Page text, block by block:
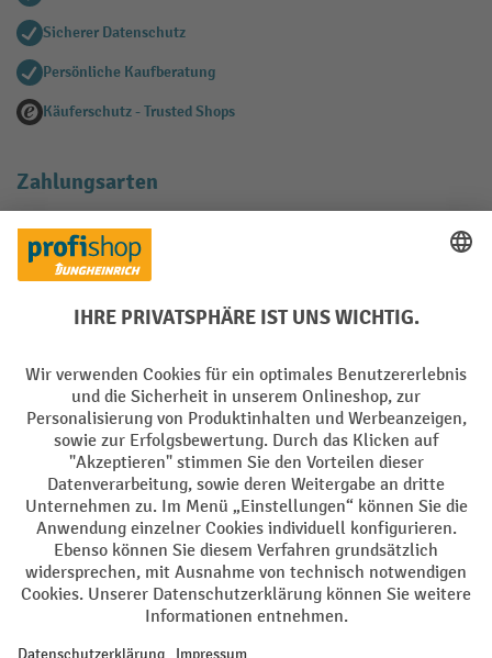
Sicherer Datenschutz
Persönliche Kaufberatung
Käuferschutz - Trusted Shops
Zahlungsarten
Creditcard (Master)
Facebook
YouTube
LinkedIn
Instagram
AGB Impressum Datenschutz
Barrierefreiheit Privacy Settings
Alle Preise exkl. gesetzl. Mehrwertsteuer zzgl.Versandkosten und ggf.
Nachnahmegebühren, wenn nicht anders angegeben.